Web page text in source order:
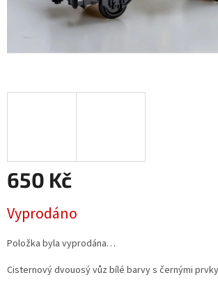
650 Kč
cena:
Vyprodáno
Položka byla vyprodána…
Cisternový dvouosý vůz bílé barvy s černými prvky